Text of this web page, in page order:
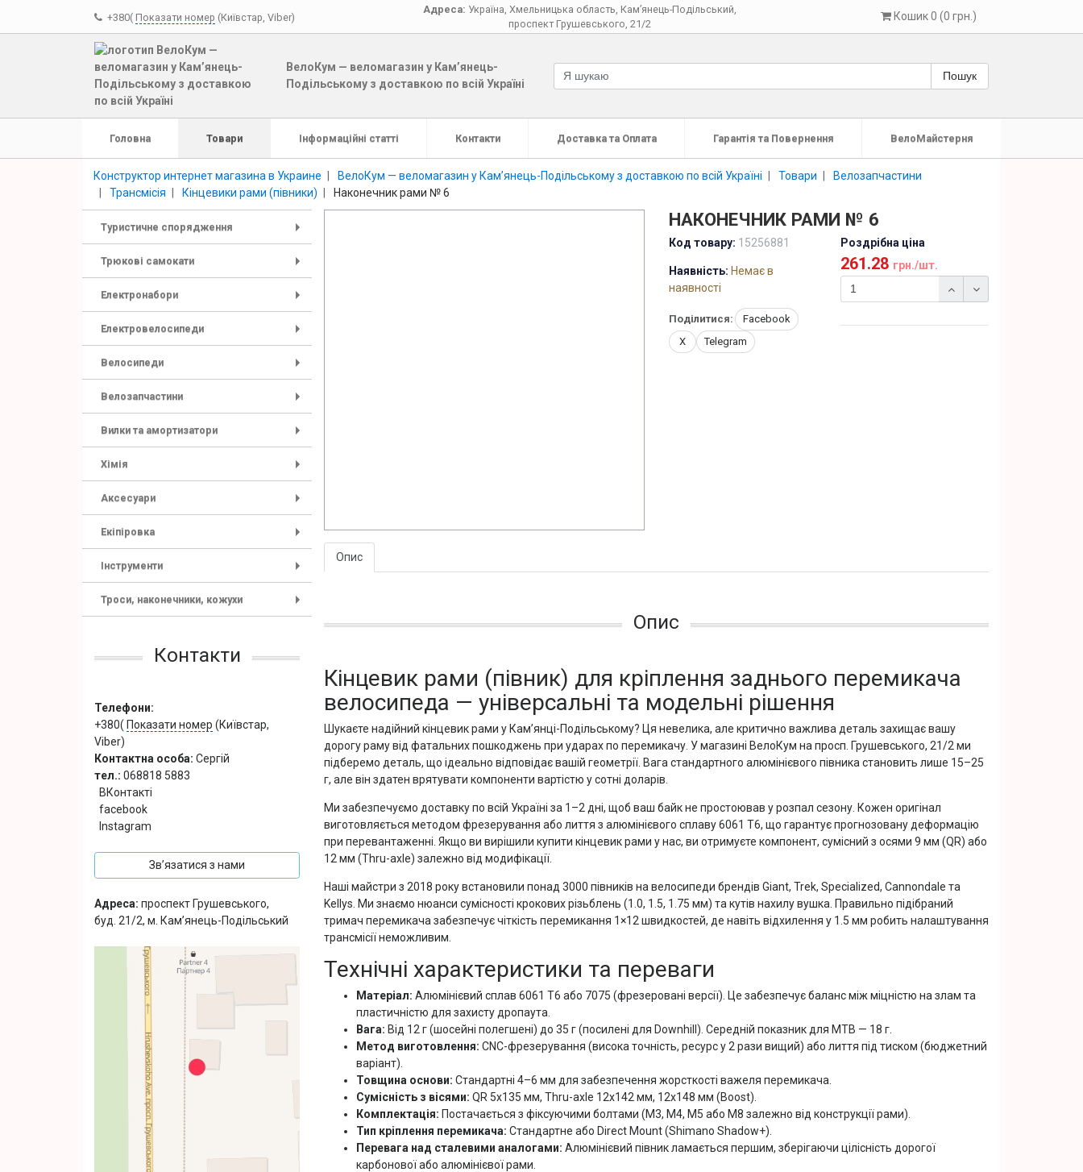
+380( Показати номер (Київстар, Viber)
Адреса: Україна Хмельницька область Кам’янець-Подільський
проспект Грушевського, 21/2
Кошик 0 (0 грн.)
ВелоКум — веломагазин у Кам’янець-
Подільському з доставкою по всій Україні
Пошук
Головна Товари Інформаційні статті Контакти Доставка та Оплата Гарантія та Повернення ВелоМайстерня
Конструктор интернет магазина в Украине ВелоКум — веломагазин у Кам’янець-Подільському з доставкою по всій Україні Товари
Велозапчастини
Трансмісія
Кінцевики рами (півники) Наконечник рами № 6
Туристичне спорядження
Трюкові самокати
Електронабори
Електровелосипеди
Велосипеди
Велозапчастини
Вилки та амортизатори
Хімія
Аксесуари
Екіпіровка
Інструменти
Троси, наконечники, кожухи
Контакти
Телефони:
+380( Показати номер (Київстар,
Viber)
Контактна особа: Сергій
тел.: 068818 5883
ВКонтакті
facebook
Instagram
Зв’язатися з нами
Адреса: проспект Грушевського,
буд. 21/2, м. Кам’янець-Подільський
НАКОНЕЧНИК РАМИ № 6
Код товару: 15256881
Наявність: Немає в
наявності
Поділитися:
Facebook
X
Telegram
Роздрібна ціна
261.28 грн./шт.
Опис
Опис
Кінцевик рами (півник) для кріплення заднього перемикача
велосипеда — універсальні та модельні рішення
Шукаєте надійний кінцевик рами у Кам’янці-Подільському? Ця невелика, але критично важлива деталь захищає вашу
дорогу раму від фатальних пошкоджень при ударах по перемикачу. У магазині ВелоКум на просп. Грушевського, 21/2 ми
підберемо деталь, що ідеально відповідає вашій геометрії. Вага стандартного алюмінієвого півника становить лише 15–25
г, але він здатен врятувати компоненти вартістю у сотні доларів.
Ми забезпечуємо доставку по всій Україні за 1–2 дні, щоб ваш байк не простоював у розпал сезону. Кожен оригінал
виготовляється методом фрезерування або лиття з алюмінієвого сплаву 6061 T6, що гарантує прогнозовану деформацію
при перевантаженні. Якщо ви вирішили купити кінцевик рами у нас, ви отримуєте компонент, сумісний з осями 9 мм (QR) або
12 мм (Thru-axle) залежно від модифікації.
Наші майстри з 2018 року встановили понад 3000 півників на велосипеди брендів Giant, Trek, Specialized, Cannondale та
Kellys. Ми знаємо нюанси сумісності крокових різьблень (1.0, 1.5, 1.75 мм) та кутів нахилу вушка. Правильно підібраний
тримач перемикача забезпечує чіткість перемикання 1×12 швидкостей, де навіть відхилення у 1.5 мм робить налаштування
трансмісії неможливим.
Технічні характеристики та переваги
Матеріал: Алюмінієвий сплав 6061 T6 або 7075 (фрезеровані версії). Це забезпечує баланс між міцністю на злам та
пластичністю для захисту дропаута.
Вага: Від 12 г (шосейні полегшені) до 35 г (посилені для Downhill). Середній показник для MTB — 18 г.
Метод виготовлення: CNC-фрезерування (висока точність, ресурс у 2 рази вищий) або лиття під тиском (бюджетний
варіант).
Товщина основи: Стандартні 4–6 мм для забезпечення жорсткості важеля перемикача.
Сумісність з вісями: QR 5x135 мм, Thru-axle 12x142 мм, 12x148 мм (Boost).
Комплектація: Постачається з фіксуючими болтами (М3, М4, М5 або М8 залежно від конструкції рами).
Тип кріплення перемикача: Стандартне або Direct Mount (Shimano Shadow+).
Перевага над сталевими аналогами: Алюмінієвий півник ламається першим, зберігаючи цілісність дорогої
карбонової або алюмінієвої рами.